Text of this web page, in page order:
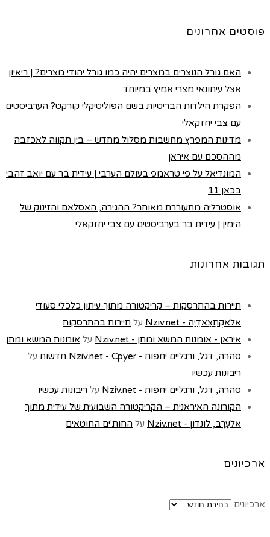
פוסטים אחרונים
האם גורל הנוצרים במצרים יהיה כמו גורל יהודי מצרים? | ריאיון
אצל עיתונאי מצרי אמיץ במיוחד
הפקרת הילדות הבריטיות בשם הפוליטיקלי קורקט? הערביסטים
עם צבי יחזקאלי
מדינות המפרץ מחשבות מסלול מחדש – בין תקווה לאכזבה
מההסכם עם איראן
המונדיאל על פי טראמפ בעולם הערבי | עידית בר עם יואב זהבי
בכאן 11
אוסטרליה מתעוררת מאוחר? ההגירה, האסלאם והזינוק של
הימין | עידית בר בערביסטים עם צבי יחזקאלי
תגובות אחרונות
תיירות בהתרסקות – קריקטורה מתוך עיתון כלכלי סעודי
אלאקְתִצַאדִיַה - Nziv.net
על תיירות בהתרסקות
איראן - אומנות המשא ומתן - Nziv.net
על אומנות המשא ומתן
סהרה, דגל, ורגליים יחפות - Nziv.net - Cpyer חדשות
על
ריבונות עכשיו
סהרה, דגל, ורגליים יחפות - Nziv.net
על ריבונות עכשיו
הקורונה האיראנית – הקריקטורה השבועית של עידית מתוך
אלעַרַבּ, לונדון - Nziv.net
על החוּת'ים החוטאים
ארכיונים
ארכיונים